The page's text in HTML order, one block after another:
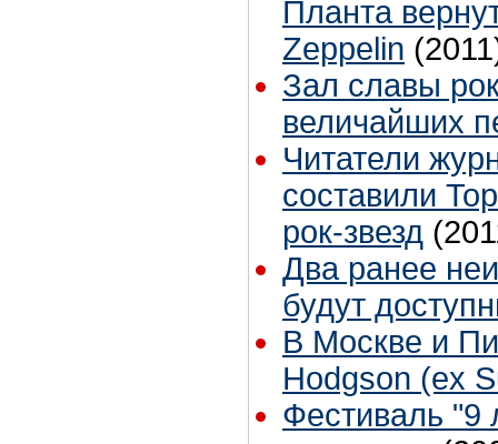
Планта
Zeppelin
Зал славы
величайших
Читатели
составили
рок-звезд
Два ранее
будут
В Москве и
Hodgson (ex
Фестиваль "9